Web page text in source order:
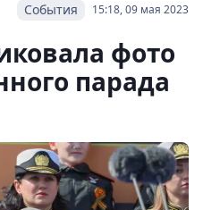
15:18, 09 мая 2023
События
фото
парада